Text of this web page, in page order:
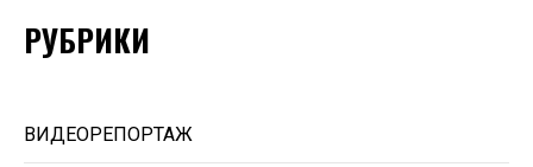
РУБРИКИ
ВИДЕОРЕПОРТАЖ